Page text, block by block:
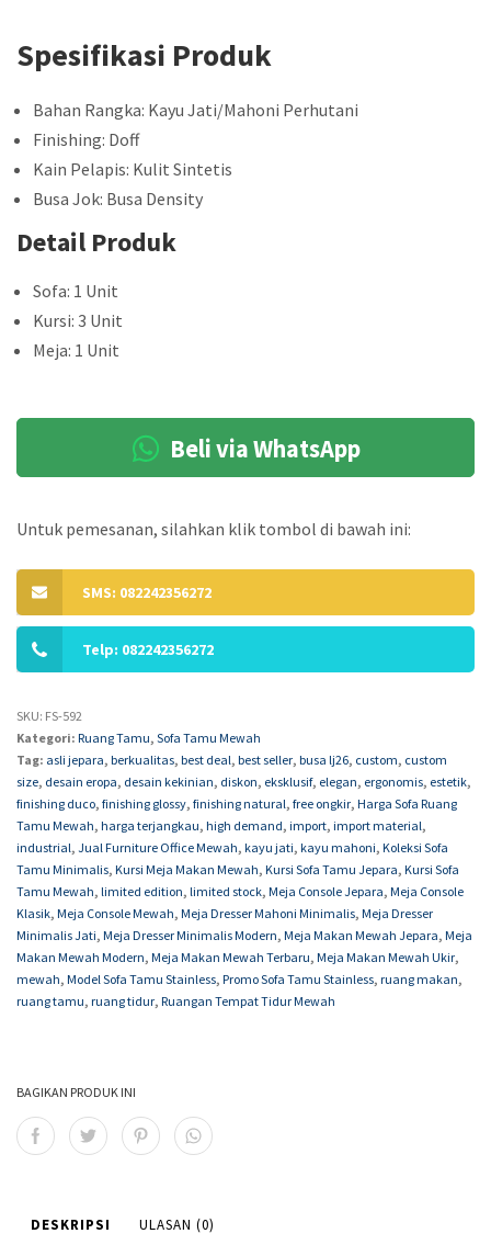
Spesifikasi Produk
Bahan Rangka: Kayu Jati/Mahoni Perhutani
Finishing: Doff
Kain Pelapis: Kulit Sintetis
Busa Jok: Busa Density
Detail Produk
Sofa: 1 Unit
Kursi: 3 Unit
Meja: 1 Unit
Beli via WhatsApp
Untuk pemesanan, silahkan klik tombol di bawah ini:
SMS: 082242356272
Telp: 082242356272
SKU: FS-592
Kategori: Ruang Tamu, Sofa Tamu Mewah
Tag: asli jepara, berkualitas, best deal, best seller, busa lj26, custom, custom
size, desain eropa, desain kekinian, diskon, eksklusif, elegan, ergonomis, estetik,
finishing duco, finishing glossy, finishing natural, free ongkir, Harga Sofa Ruang
Tamu Mewah, harga terjangkau, high demand, import, import material,
industrial, Jual Furniture Office Mewah, kayu jati, kayu mahoni, Koleksi Sofa
Tamu Minimalis, Kursi Meja Makan Mewah, Kursi Sofa Tamu Jepara, Kursi Sofa
Tamu Mewah, limited edition, limited stock, Meja Console Jepara, Meja Console
Klasik, Meja Console Mewah, Meja Dresser Mahoni Minimalis, Meja Dresser
Minimalis Jati, Meja Dresser Minimalis Modern, Meja Makan Mewah Jepara, Meja
Makan Mewah Modern, Meja Makan Mewah Terbaru, Meja Makan Mewah Ukir,
mewah, Model Sofa Tamu Stainless, Promo Sofa Tamu Stainless, ruang makan,
ruang tamu, ruang tidur, Ruangan Tempat Tidur Mewah
BAGIKAN PRODUK INI
DESKRIPSI ULASAN (0)